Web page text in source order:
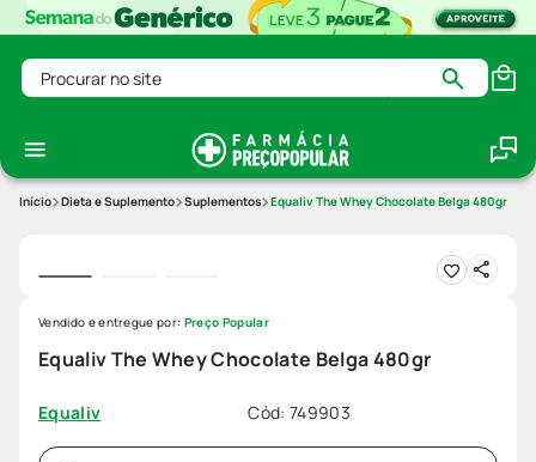
Procurar no site
Dieta e Suplemento Suplementos Equaliv The Whey Chocolate Belga 480gr
Equaliv The Whey Chocolate Belga 480gr
Equaliv Cód: 749903
Vendido e entregue por: Preço Popular